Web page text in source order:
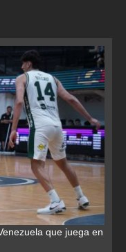
que juega en